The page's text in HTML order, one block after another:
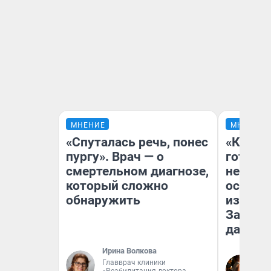
МНЕНИЕ
«Спуталась речь, понес
пургу». Врач — о
смертельном диагнозе,
который сложно
обнаружить
Ирина Волкова
Главврач клиники
МНЕНИЕ
осень
Зачем
дачу